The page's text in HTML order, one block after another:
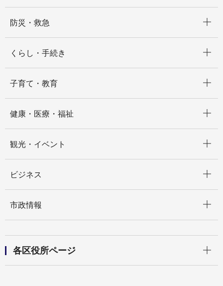
防災・救急
くらし・手続き
子育て・教育
健康・医療・福祉
観光・イベント
ビジネス
市政情報
各区役所ページ